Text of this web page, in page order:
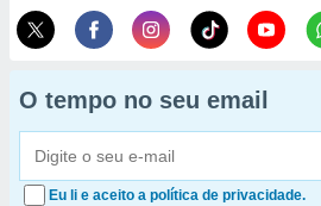
O tempo no seu email
Eu li e aceito a política de privacidade.